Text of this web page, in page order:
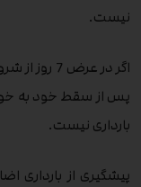
نیست.
اگر در عرض
پس از سقط خود به
بارداری نیست.